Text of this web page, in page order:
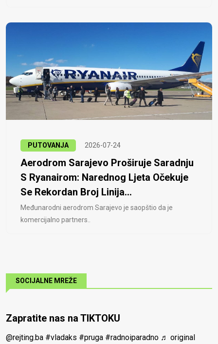
PUTOVANJA 2026-07-24
Aerodrom Sarajevo Proširuje Saradnju
S Ryanairom: Narednog Ljeta Očekuje
Se Rekordan Broj Linija...
Međunarodni aerodrom Sarajevo je saopštio da je
komercijalno partners..
SOCIJALNE MREŽE
Zapratite nas na TIKTOKU
@rejting.ba #vladaks #pruga #radnoiparadno ♬ original